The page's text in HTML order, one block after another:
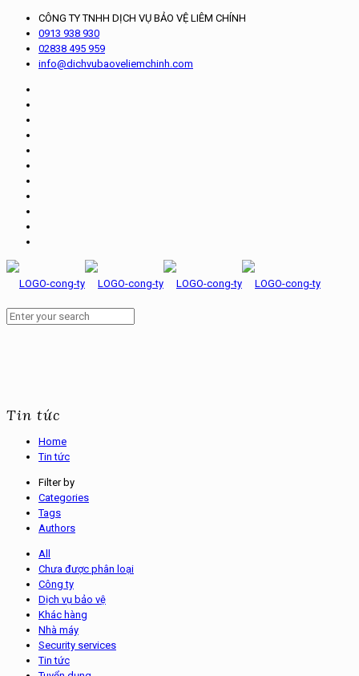
CÔNG TY TNHH DỊCH VỤ BẢO VỆ LIÊM CHÍNH
0913 938 930
02838 495 959
info@dichvubaoveliemchinh.com
Tin tức
Home
Tin tức
Filter by
Categories
Tags
Authors
All
Chưa được phân loại
Công ty
Dịch vụ bảo vệ
Khác hàng
Nhà máy
Security services
Tin tức